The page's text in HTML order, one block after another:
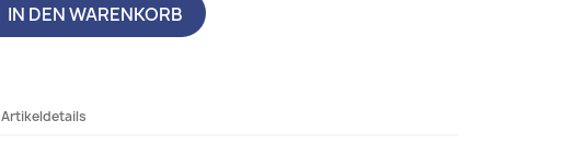
IN DEN WARENKORB
Artikeldetails